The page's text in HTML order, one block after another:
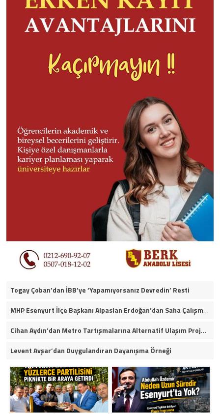
Togay Çoban’dan İBB’ye ‘Yapamıyorsanız Devredin’ Resti
MHP Esenyurt İlçe Başkanı Alpaslan Erdoğan’dan Saha Çalışmaları ve Yerel Gündeme İlişkin Açıklamalar
Cihan Aydın’dan Metro Tartışmalarına Alternatif Ulaşım Projesi
Levent Avşar’dan Duygulandıran Dayanışma Örneği